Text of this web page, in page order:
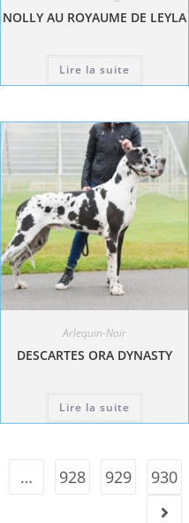
NOLLY AU ROYAUME DE LEYLA
Lire la suite
Arlequin-Noir
DESCARTES ORA DYNASTY
Lire la suite
… 928 929 930